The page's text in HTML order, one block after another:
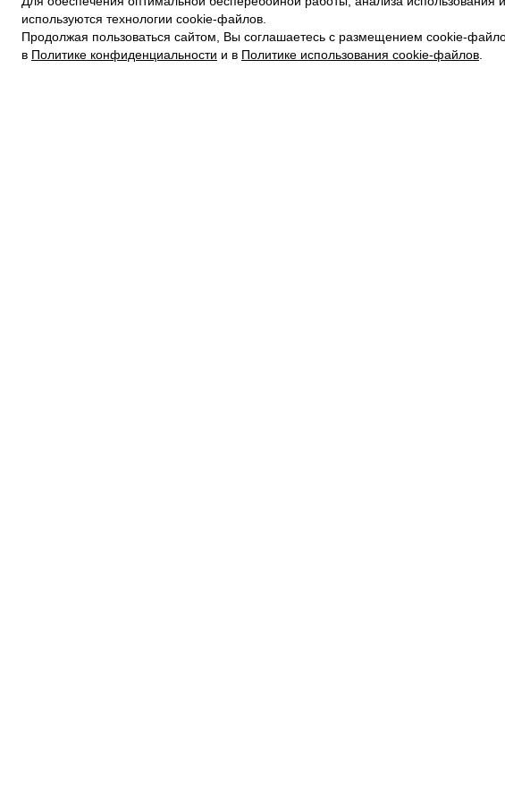
используются технологии cookie-файлов.
Продолжая пользоваться сайтом, Вы соглашаетесь с размещением cookie-
в Политике конфиденциальности и в Политике использования cookie-файлов
ПОЛИТИКА КОНФИДЕНЦИАЛЬНОСТИ
ПОЛИТИКА COOKIE
УСЛОВИЯ ПОКУПКИ